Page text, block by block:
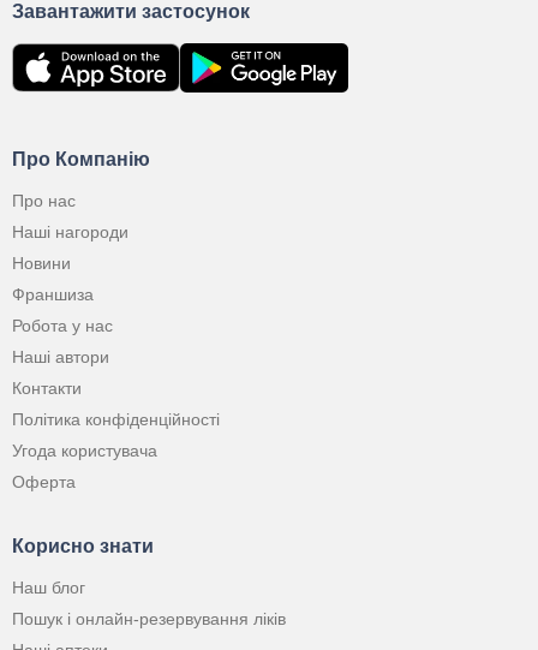
Про Компанію
Про нас
Наші нагороди
Новини
Франшиза
Робота у нас
Наші автори
Контакти
Політика конфіденційності
Угода користувача
Оферта
Корисно знати
Наш блог
Пошук і онлайн-резервування ліків
Завантажити застосунок